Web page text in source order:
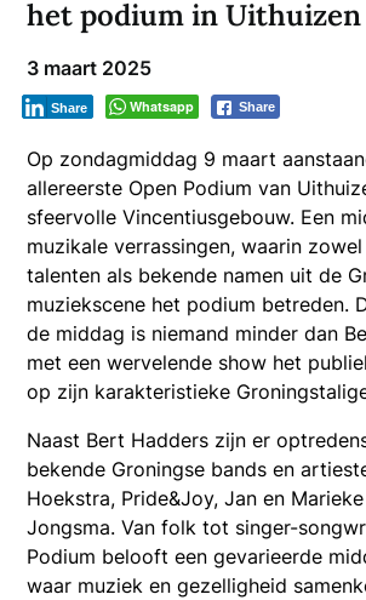
het podium in Uithuizen
3 maart 2025
Whatsapp Share
Share
Op zondagmiddag 9 maart
allereerste Open Podium van
sfeervolle Vincentiusgebouw. Een
muzikale verrassingen, waarin
talenten als bekende namen uit de
muziekscene het podium betreden.
de middag is niemand minder dan
met een wervelende show het
op zijn karakteristieke
Naast Bert Hadders zijn er
bekende Groningse bands en
Hoekstra, Pride&Joy, Jan en
Jongsma. Van folk tot singer-
Podium belooft een gevarieerde
waar muziek en gezelligheid